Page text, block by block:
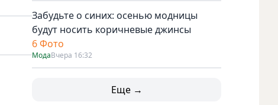
Забудьте о синих: осенью модницы
будут носить коричневые джинсы
6 Фото
МодаВчера 16:32
Еще →